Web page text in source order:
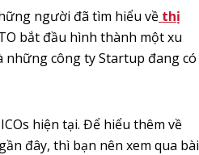
người đã tìm hiểu về thị
bắt đầu hình thành một xu
công ty Startup đang có
hiện tại. Để hiểu thêm về
đây, thì bạn nên xem qua bài